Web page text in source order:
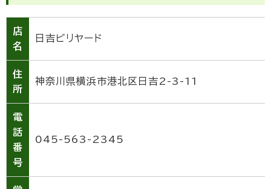
店
名
日吉ビリヤード
住
所
神奈川県横浜市港北区日吉2-3-11
電
話
番
号
045-563-2345